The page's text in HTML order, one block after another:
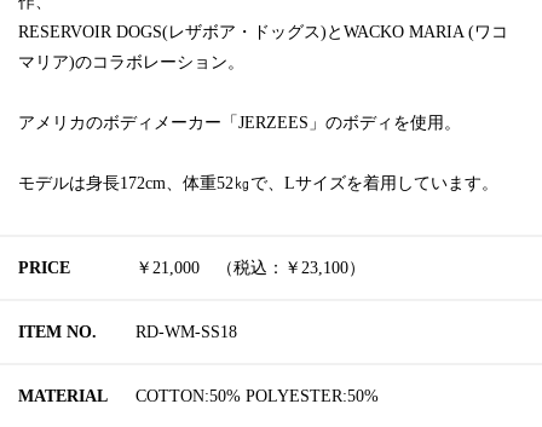
RESERVOIR DOGS(レザボア・ドッグス)とWACKO MARIA (ワコ
マリア)のコラボレーション。
アメリカのボディメーカー「JERZEES」のボディを使用。
モデルは身長172cm、体重52㎏で、Lサイズを着用しています。
PRICE ￥21,000 （税込：￥23,100）
ITEM NO. RD-WM-SS18
MATERIAL COTTON:50% POLYESTER:50%